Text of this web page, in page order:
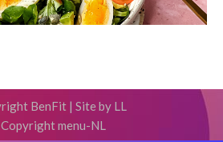
BenFit | Site by LL
Copyright menu-NL